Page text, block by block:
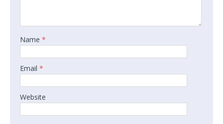
Name *
Email *
Website